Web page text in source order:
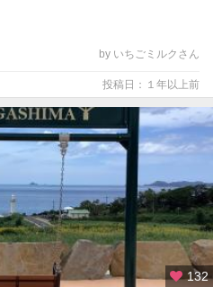
by いちごミルクさん
投稿日：１年以上前
132